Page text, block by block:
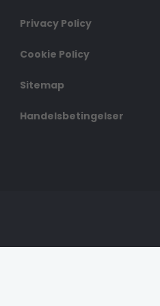
Privacy Policy
Cookie Policy
Sitemap
Handelsbetingelser